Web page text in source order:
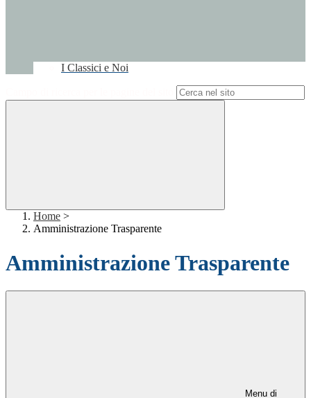
I Classici e Noi
Home >
Amministrazione Trasparente
Amministrazione Trasparente
Menu di